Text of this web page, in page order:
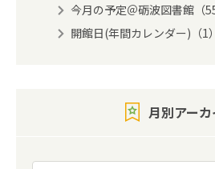
今月の予定＠砺波図書館（55
開館日(年間カレンダー)（1）
月別アー